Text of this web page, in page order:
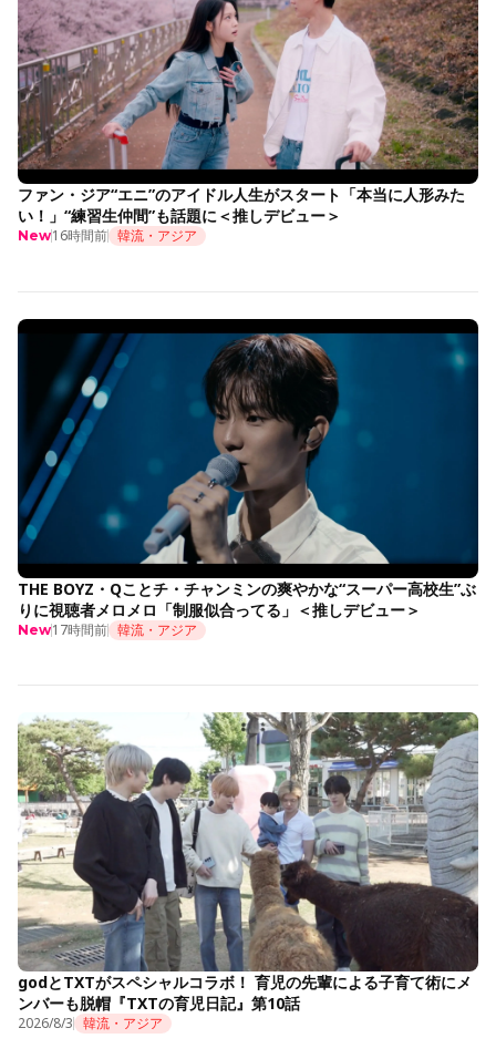
ファン・ジア“エニ”のアイドル人生がスタート「本当に人形みた
い！」“練習生仲間”も話題に＜推しデビュー＞
New16時間前 韓流・アジア
THE BOYZ・Qことチ・チャンミンの爽やかな“スーパー高校生”ぶ
りに視聴者メロメロ「制服似合ってる」＜推しデビュー＞
New17時間前 韓流・アジア
godとTXTがスペシャルコラボ！ 育児の先輩による子育て術にメ
ンバーも脱帽『TXTの育児日記』第10話
2026/8/3 韓流・アジア